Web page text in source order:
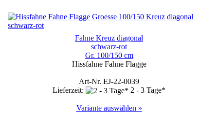
Fahne Kreuz diagonal
schwarz-rot
Gr. 100/150 cm
Hissfahne Fahne Flagge
Art-Nr. EJ-22-0039
Lieferzeit:
2 - 3 Tage*
Variante auswählen »